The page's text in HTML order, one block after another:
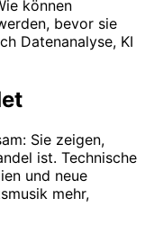
können
bevor sie
Datenanalyse, KI
Sie zeigen,
ist. Technische
und neue
mehr,